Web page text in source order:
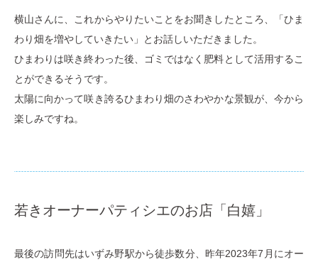
横山さんに、これからやりたいことをお聞きしたところ、「ひま
わり畑を増やしていきたい」とお話しいただきました。
ひまわりは咲き終わった後、ゴミではなく肥料として活用するこ
とができるそうです。
太陽に向かって咲き誇るひまわり畑のさわやかな景観が、今から
楽しみですね。
若きオーナーパティシエのお店「白嬉」
最後の訪問先はいずみ野駅から徒歩数分、昨年2023年7月にオー